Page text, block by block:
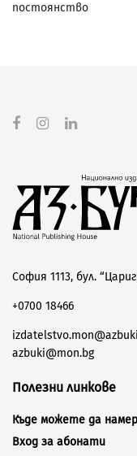
постоянство
София 1113, бул.
+0700 18466
azbuki@mon.bg
Полезни линкове
Къде можете да
Вход за абонати